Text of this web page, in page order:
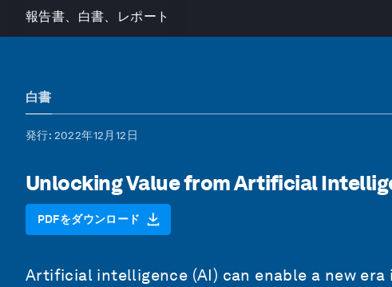
報告書、白書、レポート
白書
発行: 2022年12月12日
Unlocking Value from Artificial
PDFをダウンロード
Artificial intelligence (AI) can enable a new